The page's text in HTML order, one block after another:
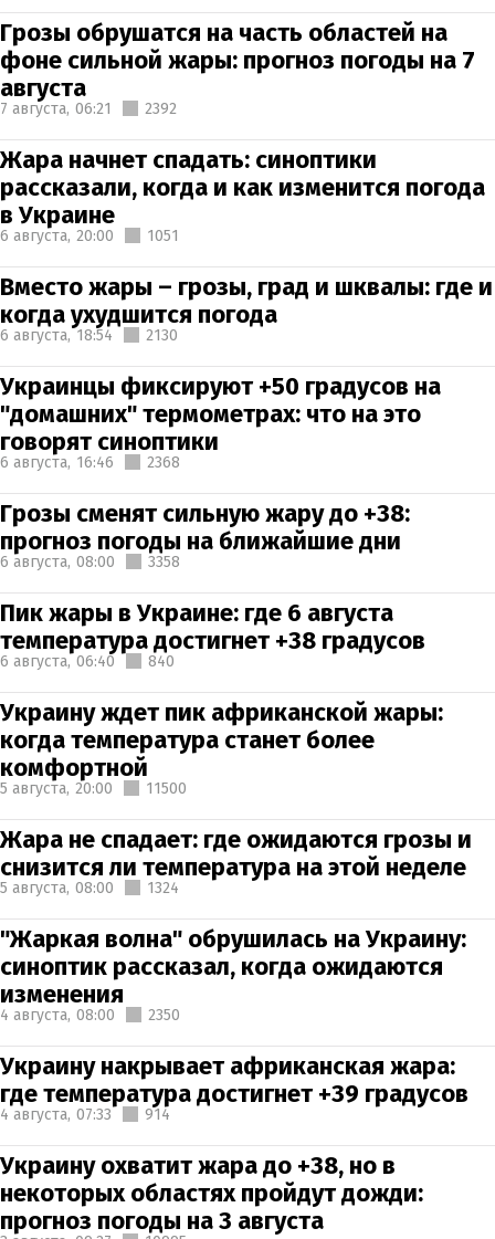
Грозы обрушатся на часть областей на
фоне сильной жары: прогноз погоды на 7
августа
7 августа, 06:21 2392
Жара начнет спадать: синоптики
рассказали, когда и как изменится погода
в Украине
6 августа, 20:00 1051
Вместо жары – грозы, град и шквалы: где и
когда ухудшится погода
6 августа, 18:54 2130
Украинцы фиксируют +50 градусов на
"домашних" термометрах: что на это
говорят синоптики
6 августа, 16:46 2368
Грозы сменят сильную жару до +38:
прогноз погоды на ближайшие дни
6 августа, 08:00 3358
Пик жары в Украине: где 6 августа
температура достигнет +38 градусов
6 августа, 06:40 840
Украину ждет пик африканской жары:
когда температура станет более
комфортной
5 августа, 20:00 11500
Жара не спадает: где ожидаются грозы и
снизится ли температура на этой неделе
5 августа, 08:00 1324
"Жаркая волна" обрушилась на Украину:
синоптик рассказал, когда ожидаются
изменения
4 августа, 08:00 2350
Украину накрывает африканская жара:
где температура достигнет +39 градусов
4 августа, 07:33 914
Украину охватит жара до +38, но в
некоторых областях пройдут дожди:
прогноз погоды на 3 августа